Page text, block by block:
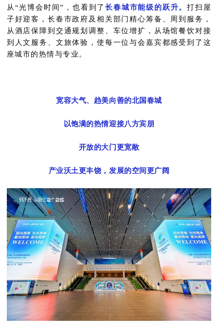
从“光博会时间”，也看到了长春城市能级的跃升。打扫屋
子好迎客，长春市政府及相关部门精心筹备、周到服务，
从酒店保障到交通规划调整、车位增扩，从场馆餐饮对接
到人文服务、文旅体验，使每一位与会嘉宾都感受到了这
座城市的热情与专业。
宽容大气、趋美向善的北国春城
以饱满的热情迎接八方宾朋
开放的大门更宽敞
产业沃土更丰饶，发展的空间更广阔